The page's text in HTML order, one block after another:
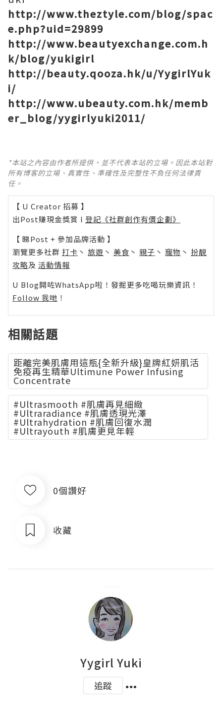
http://www.theztyle.com/blog/spac
e.php?uid=29899
http://www.beautyexchange.com.h
k/blog/yukigirl
http://beauty.qooza.hk/u/YygirlYuk
i/
http://www.ubeauty.com.hk/memb
er_blog/yygirlyuki2011/
*本站之內容由作者所提供，並不代表本站的立場。因此本站對
所有博客的立場、真實性、準確性及完整性不負任何法律責
任。
【 U Creator 招募 】
出Post賺現金獎賞 l 登記《社群創作有價企劃》
【 睇Post + 參加品牌活動 】
瀏覽更多社群 打卡 丶 旅遊 丶 美食 丶 親子 丶 寵物 丶 扮靚
攻略及 活動情報
U Blog開咗WhatsApp啦！發掘更多吃喝玩樂資訊！
Follow 我哋 ！
相關話題
距離完美肌膚用這瓶{全新升級}皇牌紅妍肌活
免疫再生精華Ultimune Power Infusing
Concentrate
#Ultrasmooth #肌膚再見細緻
#Ultraradiance #肌膚透現光澤
#Ultrahydration #肌膚回復水潤
#Ultrayouth #肌膚更見年輕
0個讚好
收藏
Yygirl Yuki
追蹤